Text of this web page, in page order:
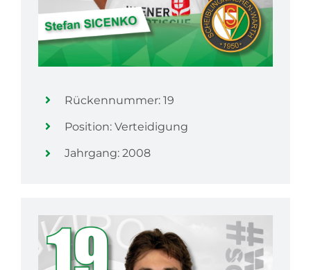
Rückennummer: 19
Position: Verteidigung
Jahrgang: 2008